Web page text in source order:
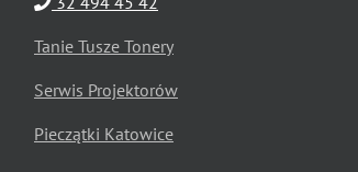
Tanie Tusze Tonery
Serwis Projektorów
Pieczątki Katowice